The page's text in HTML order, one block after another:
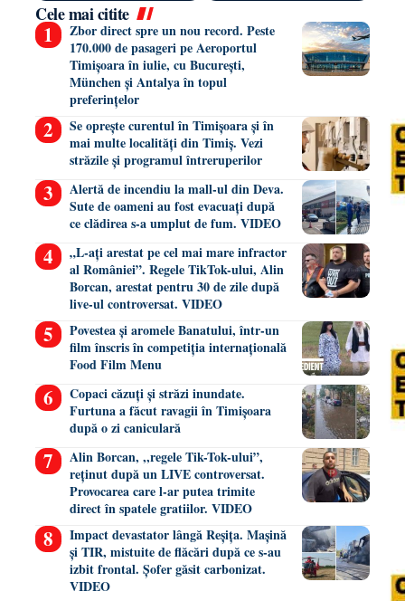
Cele mai citite
Zbor direct spre un nou record. Peste
170.000 de pasageri pe Aeroportul
Timișoara în iulie, cu București,
München și Antalya în topul
preferințelor
Se oprește curentul în Timișoara și în
mai multe localități din Timiș. Vezi
străzile și programul întreruperilor
Alertă de incendiu la mall-ul din Deva.
Sute de oameni au fost evacuați după
ce clădirea s-a umplut de fum. VIDEO
„L-ați arestat pe cel mai mare infractor
al României”. Regele TikTok-ului, Alin
Borcan, arestat pentru 30 de zile după
live-ul controversat. VIDEO
Povestea și aromele Banatului, într-un
film înscris în competiția internațională
Food Film Menu
Copaci căzuți și străzi inundate.
Furtuna a făcut ravagii în Timișoara
după o zi caniculară
Alin Borcan, ,,regele Tik-Tok-ului”,
reținut după un LIVE controversat.
Provocarea care l-ar putea trimite
direct în spatele gratiilor. VIDEO
Impact devastator lângă Reșița. Mașină
și TIR, mistuite de flăcări după ce s-au
izbit frontal. Șofer găsit carbonizat.
VIDEO